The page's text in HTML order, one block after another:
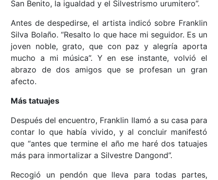
San Benito, la igualdad y el Silvestrismo urumitero”.
Antes de despedirse, el artista indicó sobre Franklin
Silva Bolaño. “Resalto lo que hace mi seguidor. Es un
joven noble, grato, que con paz y alegría aporta
mucho a mi música”. Y en ese instante, volvió el
abrazo de dos amigos que se profesan un gran
afecto.
Más tatuajes
Después del encuentro, Franklin llamó a su casa para
contar lo que había vivido, y al concluir manifestó
que “antes que termine el año me haré dos tatuajes
más para inmortalizar a Silvestre Dangond”.
Recogió un pendón que lleva para todas partes,